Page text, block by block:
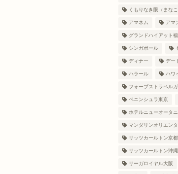
くもりなき眼（まな
アマネム アマ
グランドハイアット福
シンガポール
ディナー デー
ハラール ハワ
フォーブストラベル
ペニンシュラ東京
ホテルニューオータ
マンダリンオリエン
リッツカールトン京都
リッツカールトン沖縄
リーガロイヤル大阪